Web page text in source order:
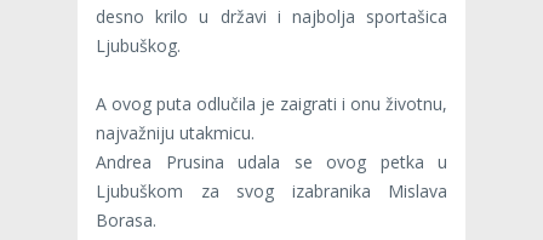
desno krilo u državi i najbolja sportašica
Ljubuškog.
A ovog puta odlučila je zaigrati i onu životnu,
najvažniju utakmicu.
Andrea Prusina udala se ovog petka u
Ljubuškom za svog izabranika Mislava
Borasa.